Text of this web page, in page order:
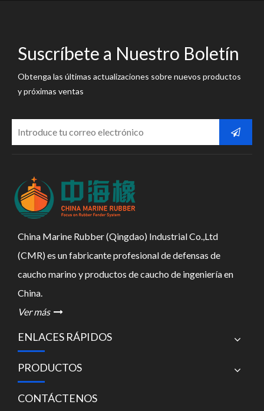
Suscríbete a Nuestro Boletín
Obtenga las últimas actualizaciones sobre nuevos productos
y próximas ventas
China Marine Rubber (Qingdao) Industrial Co.,Ltd
(CMR) es un fabricante profesional de defensas de
caucho marino y productos de caucho de ingeniería en
China.
Ver más 
ENLACES RÁPIDOS
PRODUCTOS
CONTÁCTENOS